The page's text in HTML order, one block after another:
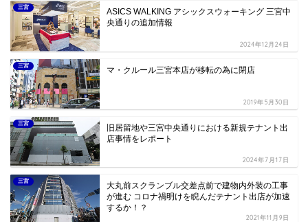
三宮
ASICS WALKING アシックスウォーキング 三宮中
央通りの追加情報
2024年12月24日
三宮 マ・クルール三宮本店が移転の為に閉店
2019年5月30日
三宮
旧居留地や三宮中央通りにおける新規テナント出
店事情をレポート
2024年7月17日
三宮
大丸前スクランブル交差点前で建物内外装の工事
が進む コロナ禍明けを睨んだテナント出店が加速
するか！？
2021年11月9日